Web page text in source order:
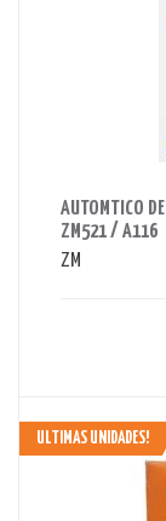
AUTOMTICO
ZM521 / A116
ZM
ULTIMAS UNIDADES!